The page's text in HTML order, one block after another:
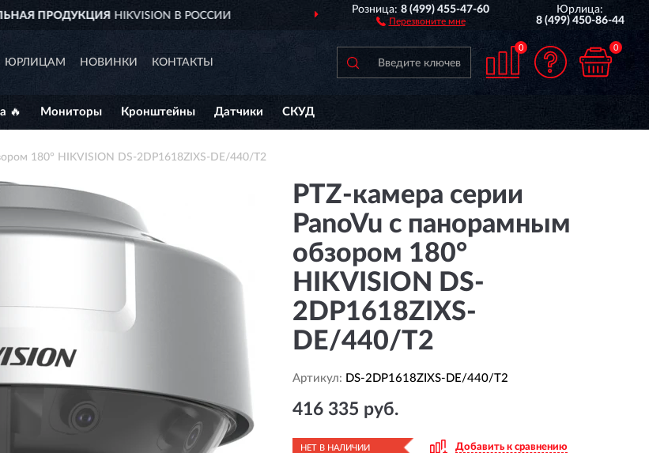
ДОСТАВИМПО ВСЕЙ РОССИИ ПОЛНЫЙ
Розница:8 (499) 455-47-60
Перезвоните мне
Юрлица:
8 (499) 450-86-44
ЮРЛИЦАМ НОВИНКИ КОНТАКТЫ
0 0
🔥 Мониторы Кронштейны Датчики СКУД
180° HIKVISION DS-2DP1618ZIXS-DE/440/T2
PTZ-камера серии
PanoVu с панорамным
обзором 180°
HIKVISION DS-
2DP1618ZIXS-
DE/440/T2
Артикул: DS-2DP1618ZIXS-DE/440/T2
416 335 руб.
НЕТ В НАЛИЧИИ Добавить к сравнению